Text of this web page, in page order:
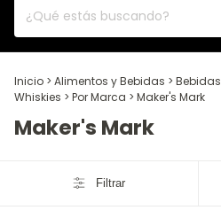
Inicio > Alimentos y Bebidas > Bebidas
Whiskies > Por Marca > Maker's Mark
Maker's Mark
Filtrar